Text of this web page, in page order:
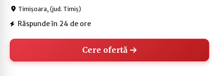
Timișoara, (jud. Timiș)
Răspunde în 24 de ore
Cere ofertă